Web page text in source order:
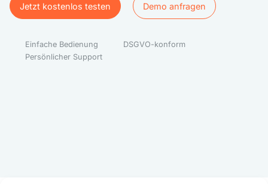
Jetzt kostenlos testen
Jetzt kostenlos testen
Demo anfragen
Demo anfragen
Einfache Bedienung
DSGVO-konform
Persönlicher Support